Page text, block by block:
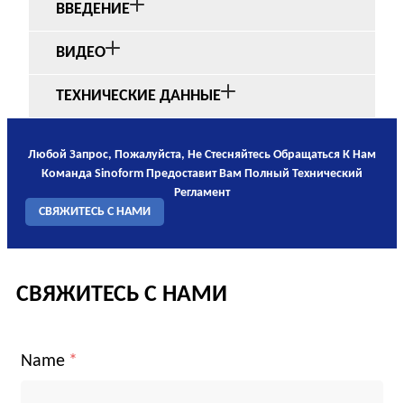
ВВЕДЕНИЕ
ВИДЕО
ТЕХНИЧЕСКИЕ ДАННЫЕ
Любой Запрос, Пожалуйста, Не Стесняйтесь Обращаться К Нам
Команда Sinoform Предоставит Вам Полный Технический
Регламент
СВЯЖИТЕСЬ С НАМИ
СВЯЖИТЕСЬ С НАМИ
Name *